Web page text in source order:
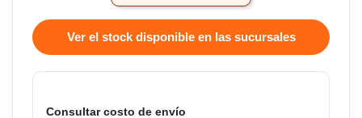
Ver el stock disponible en las sucursales
Consultar costo de envío